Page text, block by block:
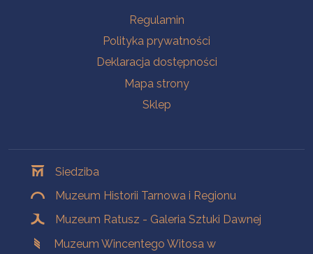
Regulamin
Polityka prywatności
Deklaracja dostępności
Mapa strony
Sklep
Siedziba
Muzeum Historii Tarnowa i Regionu
Muzeum Ratusz - Galeria Sztuki Dawnej
Muzeum Wincentego Witosa w